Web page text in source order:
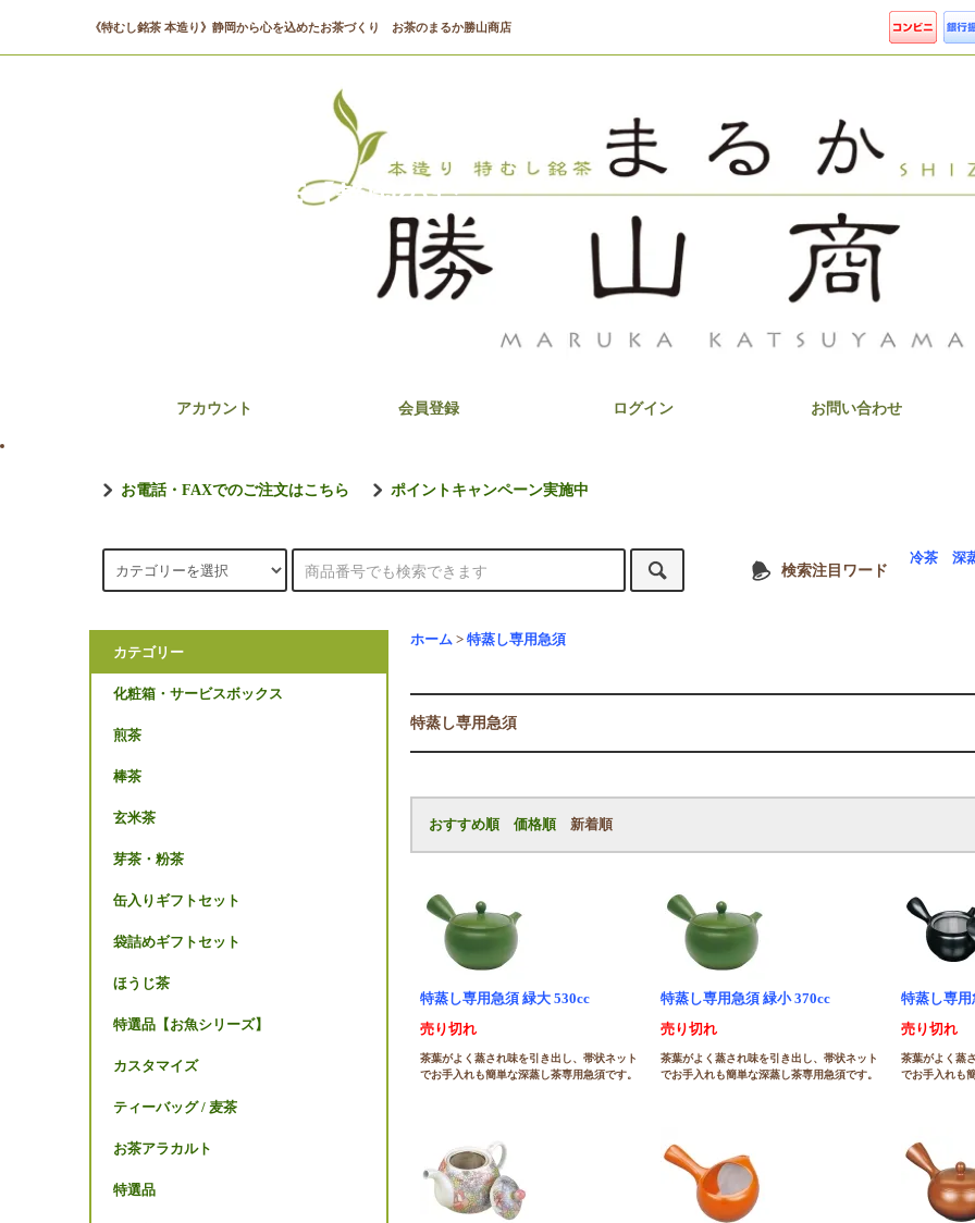
《特むし銘茶 本造り》静岡から心を込めたお茶づくり お茶のまるか勝山商店
まるか勝山商店【静岡のお
茶
アカウント 会員登録 ログイン お問い合わせ
お電話・FAXでのご注文はこちら ポイントキャンペーン実施中
検索注目ワード
冷茶 深
ホーム > 特蒸し専用急須
特蒸し専用急須
おすすめ順 価格順 新着順
特蒸し専用急須 緑大 530cc
売り切れ
茶葉がよく蒸され味を引き出し、帯状ネット
でお手入れも簡単な深蒸し茶専用急須です。
特蒸し専用急須 緑小 370cc
売り切れ
茶葉がよく蒸され味を引き出し、帯状ネット
でお手入れも簡単な深蒸し茶専用急須です。
特蒸し専用
売り切れ
茶葉がよく蒸
でお手入れも
カテゴリー
化粧箱・サービスボックス
煎茶
棒茶
玄米茶
芽茶・粉茶
缶入りギフトセット
袋詰めギフトセット
ほうじ茶
特選品【お魚シリーズ】
カスタマイズ
ティーバッグ / 麦茶
お茶アラカルト
特選品